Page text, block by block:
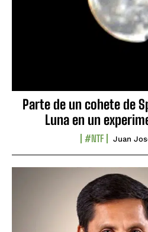
Parte de un cohete de
Luna en un
#NTF Juan